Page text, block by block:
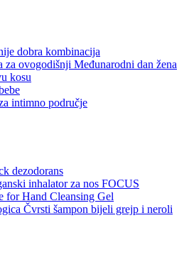
dobra kombinacija
za ovogodišnji Međunarodni dan žena
kosu
intimno područje
dezodorans
inhalator za nos FOCUS
for Hand Cleansing Gel
Čvrsti šampon bijeli grejp i neroli